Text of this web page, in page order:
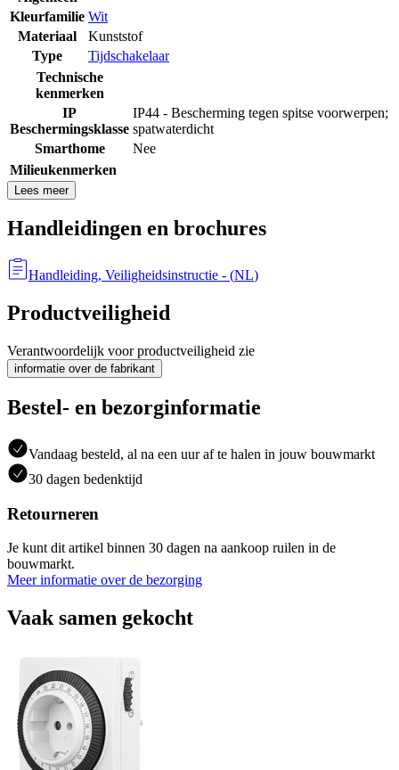
Kleurfamilie Wit
Materiaal
Kunststof
Type
Tijdschakelaar
Technische
kenmerken
IP
Beschermingsklasse
IP44 - Bescherming tegen spitse voorwerpen;
spatwaterdicht
Smarthome
Nee
Milieukenmerken
Lees meer
Handleidingen en brochures
Handleiding, Veiligheidsinstructie - (NL)
Productveiligheid
Verantwoordelijk voor productveiligheid zie
informatie over de fabrikant
Bestel- en bezorginformatie
Vandaag besteld, al na een uur af te halen in jouw bouwmarkt
30 dagen bedenktijd
Retourneren
Je kunt dit artikel binnen 30 dagen na aankoop ruilen in de
bouwmarkt.
Meer informatie over de bezorging
Vaak samen gekocht